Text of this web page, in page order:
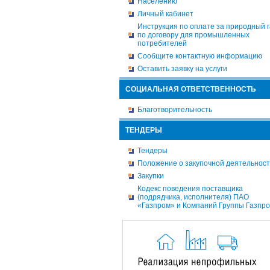
Личный кабинет
Инструкция по оплате за природный
по договору для промышленных
потребителей
Сообщите контактную информацию
Оставить заявку на услуги
СОЦИАЛЬНАЯ ОТВЕТСТВЕННОСТЬ
Благотворительность
ТЕНДЕРЫ
Тендеры
Положение о закупочной
Закупки
Кодекс поведения поставщика
(подрядчика, исполнителя) ПАО
«Газпром» и Компаний Группы